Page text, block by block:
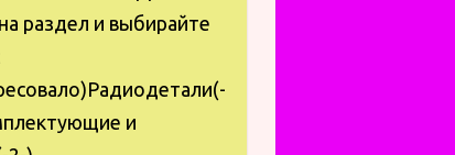
раздел и выбирайте
и